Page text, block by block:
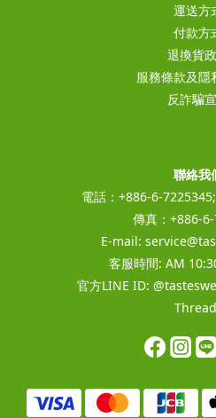
運送方
付款方
退換貨
服務條款及隱
反詐騙
聯絡我
電話：+886-6-
傳真：+886-
E-mail:
客服時間: AM
官方LINE ID: